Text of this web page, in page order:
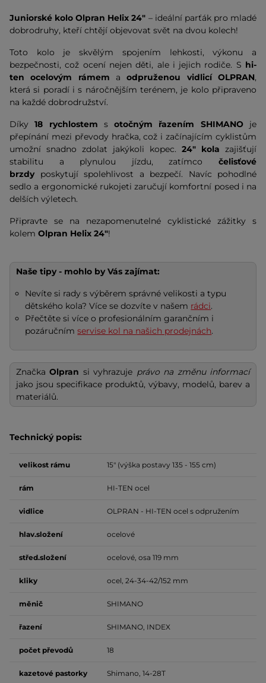
Juniorské koloOlpran Helix 24" – ideální parťák pro mladé
dobrodruhy, kteří chtějí objevovat svět na dvou kolech!
Toto kolo je skvělým spojením lehkosti, výkonu a
bezpečnosti, což ocení nejen děti, ale i jejich rodiče. S hi-
ten ocelovým rámem aodpruženou vidlicí OLPRAN,
která si poradí i s náročnějším terénem, je kolo připraveno
na každé dobrodružství.
Díky18 rychlostem sotočným řazením SHIMANOje
přepínání mezi převody hračka, což i začínajícím cyklistům
umožní snadno zdolat jakýkoli kopec. 24" kola zajišťují
stabilitu a plynulou jízdu, zatímco čelisťové
brzdyposkytují spolehlivost a bezpečí. Navíc pohodlné
sedlo a ergonomické rukojeti zaručují komfortní posed i na
delších výletech.
Připravte se na nezapomenutelné cyklistické zážitky s
kolem Olpran Helix 24"!
Naše tipy - mohlo by Vás zajímat:
Nevíte si rady s výběrem správné velikosti a typu
dětského kola? Více se dozvíte v našem rádci.
Přečtěte si více o profesionálním garančním i
pozáručnímservise kol na našich prodejnách.
ZnačkaOlpran si vyhrazuje právo na změnu informací
jako jsou specifikace produktů, výbavy, modelů, barev a
materiálů.
Technický popis:
velikost rámu 15" (výška postavy 135 - 155 cm)
rám HI-TEN ocel
vidlice OLPRAN - HI-TEN ocel s odpružením
hlav.složení ocelové
střed.složení ocelové, osa 119 mm
kliky ocel, 24-34-42/152 mm
měnič SHIMANO
řazení SHIMANO, INDEX
počet převodů 18
kazetové pastorky Shimano, 14-28T